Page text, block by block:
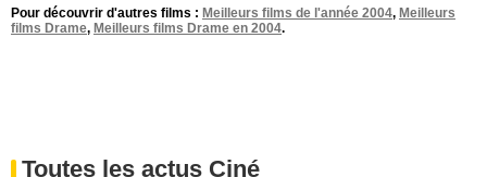
Pour découvrir d'autres films : Meilleurs films de l'année 2004, Meilleurs
films Drame, Meilleurs films Drame en 2004.
Toutes les actus Ciné